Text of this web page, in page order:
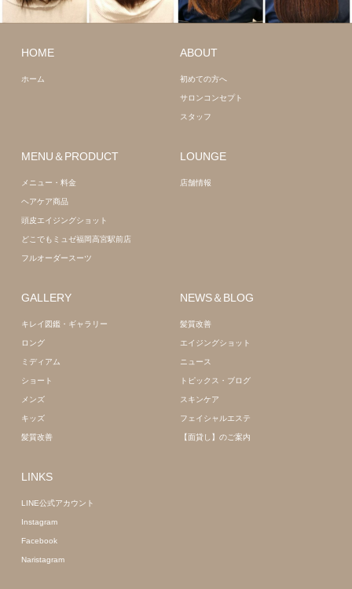
ロング 髪質
HOME
ホーム
ABOUT
初めての方へ
サロンコンセプト
スタッフ
MENU＆PRODUCT
メニュー・料金
ヘアケア商品
頭皮エイジングショット
どこでもミュゼ福岡高宮駅前店
フルオーダースーツ
LOUNGE
店舗情報
GALLERY
キレイ図鑑・ギャラリー
ロング
ミディアム
ショート
メンズ
キッズ
髪質改善
NEWS＆BLOG
髪質改善
エイジングショット
ニュース
トピックス・ブログ
スキンケア
フェイシャルエステ
【面貸し】のご案内
LINKS
LINE公式アカウント
Instagram
Facebook
Naristagram